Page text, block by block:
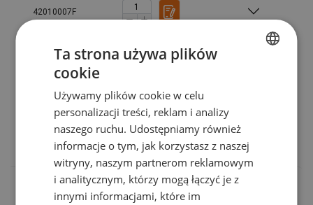
42010007F
42010008F
42010009F
42010010F
Oberfläche:
Sicherheitsbeiwert:
ENGLISH TRANSLATION
Ta strona używa plików
cookie
Używamy plików cookie w celu
personalizacji treści, reklam i analizy
naszego ruchu. Udostępniamy również
informacje o tym, jak korzystasz z naszej
witryny, naszym partnerom reklamowym
i analitycznym, którzy mogą łączyć je z
innymi informacjami, które im